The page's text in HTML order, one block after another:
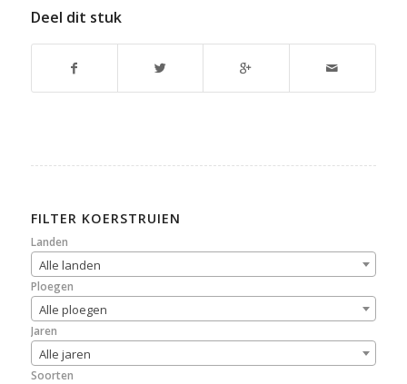
Deel dit stuk
FILTER KOERSTRUIEN
Landen
Alle landen
Ploegen
Alle ploegen
Jaren
Alle jaren
Soorten